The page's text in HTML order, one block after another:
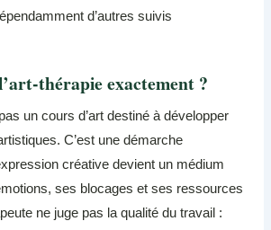
d’autres suivis
thérapie exactement ?
un cours d’art destiné à développer
C’est une démarche
créative devient un médium
ses blocages et ses ressources
ne juge pas la qualité du travail :